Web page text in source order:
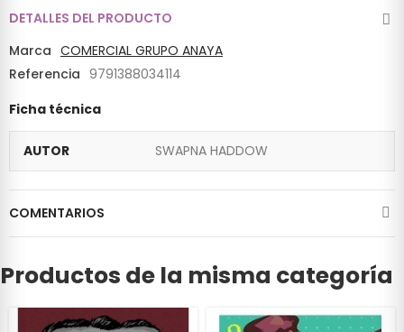
DETALLES DEL PRODUCTO
Marca COMERCIAL GRUPO ANAYA
Referencia 9791388034114
Ficha técnica
AUTOR SWAPNA HADDOW
COMENTARIOS
Productos de la misma categoría